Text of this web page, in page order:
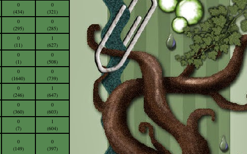
0
(434)
0
(321)
0
(295)
0
(285)
0
(11)
1
(627)
0
(1)
0
(508)
0
(1640)
0
(739)
0
(246)
1
(647)
0
(360)
0
(603)
0
(7)
1
(604)
0
(149)
0
(397)